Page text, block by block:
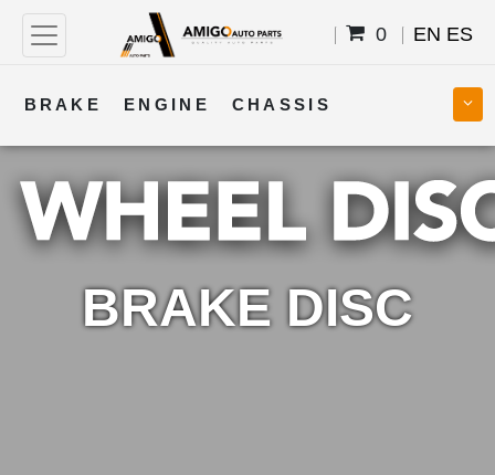
0 EN ES
BRAKE ENGINE CHASSIS
COOLING STEERING BODY
TRANSMISSION FUEL ELECTRICAL
BRAKE DISC